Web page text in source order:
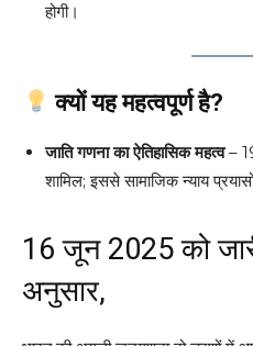
होगी।
क्यों यह महत्वपूर्ण है?
जाति गणना का ऐतिहासिक महत्व–
शामिल; इससे सामाजिक न्याय
16 जून 2025 को
अनुसार,